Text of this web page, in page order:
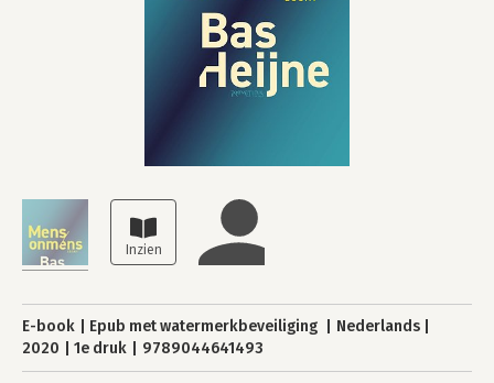
E-book Epub met watermerkbeveiliging
Nederlands
2020
1e druk 9789044641493